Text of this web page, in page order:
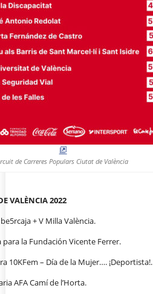
de Carreres Populars Ciutat de València
VALÈNCIA 2022
+ V Milla València.
la Fundación Vicente Ferrer.
10KFem – Día de la Mujer…. ¡Deportista!.
AFA Camí de l’Horta.